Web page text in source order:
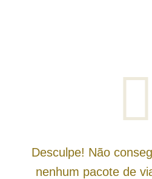
Desculpe! Não
nenhum pacote de